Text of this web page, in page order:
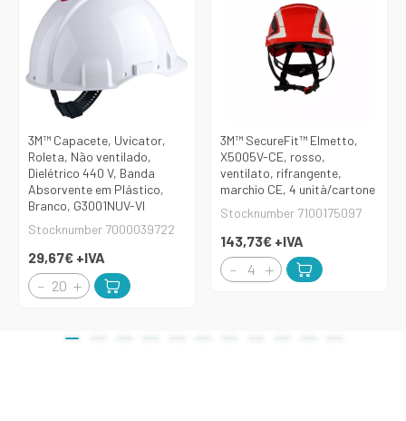
3M™ Capacete, Uvicator,
Roleta, Não ventilado,
Dielétrico 440 V, Banda
Absorvente em Plástico,
Branco, G3001NUV-VI
Stocknumber 7000039722
29,67€ +IVA
3M™ SecureFit™ Elmetto,
X5005V-CE, rosso,
ventilato, rifrangente,
marchio CE, 4 unità/cartone
Stocknumber 7100175097
143,73€ +IVA